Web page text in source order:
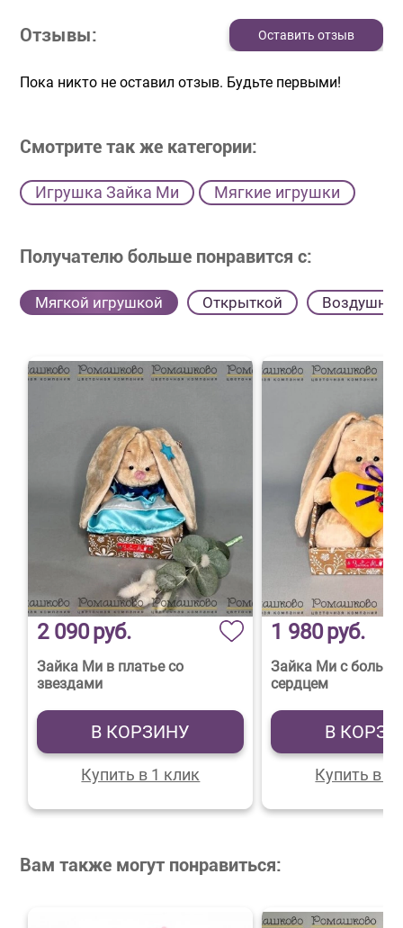
Отзывы: Оставить отзыв
Пока никто не оставил отзыв. Будьте первыми!
Смотрите так же категории:
Игрушка Зайка Ми Мягкие игрушки
Получателю больше понравится с:
Мягкой игрушкой Открыткой
2 090руб.
Зайка Ми в платье со
звездами
В КОРЗИНУ
Купить в 1 клик
1 980руб.
Зайка Ми с
сердцем
В
Купить в 1
Вам также могут понравиться: